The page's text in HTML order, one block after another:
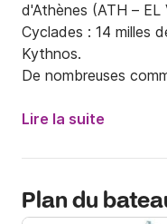
d'Athènes (ATH –
Cyclades : 14 milles
Kythnos.
De nombreuses
supermarché,
service pour
INSTALLATIONS DE
Lire la suite
Plan du